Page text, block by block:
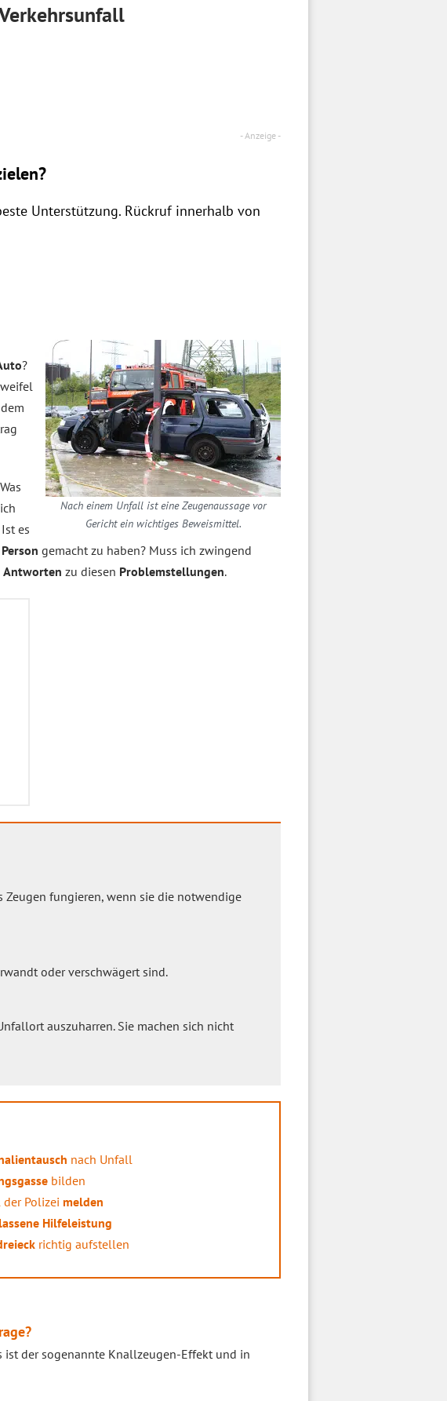
Unterstützung. Rückruf innerhalb von
Nach einem Unfall ist eine Zeugenaussage vor
Gericht ein wichtiges Beweismittel.
?
es
gemacht zu haben? Muss ich zwingend
Antworten zu diesen Problemstellungen.
Zeugen fungieren, wenn sie die notwendige
oder verschwägert sind.
auszuharren. Sie machen sich nicht
nach Unfall
bilden
Polizei melden
Hilfeleistung
richtig aufstellen
ist der sogenannte Knallzeugen-Effekt und in